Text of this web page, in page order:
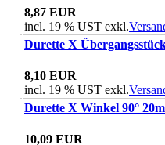
8,87 EUR
incl. 19 % UST exkl.
Durette X
8,10 EUR
incl. 19 % UST exkl.
Durette X Winkel 90°
10,09 EUR